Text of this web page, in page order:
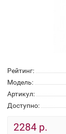
Рейтинг:
Модель:
Артикул:
Доступно:
2284 р.